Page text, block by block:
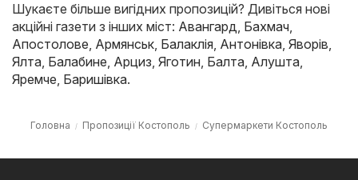
Шукаєте більше вигідних пропозицій? Дивіться нові
акційні газети з інших міст: Авангард, Бахмач,
Апостолове, Армянськ, Балаклія, Антонівка, Яворів,
Ялта, Балабине, Арциз, Яготин, Балта, Алушта,
Яремче, Баришівка.
Головна Пропозиції Костополь Супермаркети Костополь